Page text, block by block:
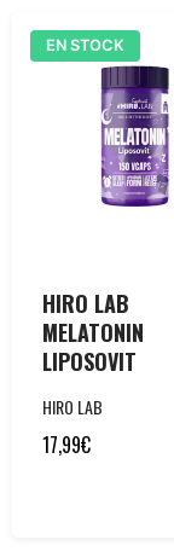
EN STOCK
HIRO LAB
MELATONIN
LIPOSOVIT
HIRO LAB
17,99€